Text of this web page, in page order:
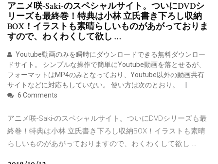
アニメ咲-Saki-のスペシャルサイト。ついにDVDシ
リーズも最終巻！特典は小林 立氏書き下ろし収納
BOX！イラストも素晴らしいものがあがっておりま
すので、わくわくして欲し …
Youtube動画のみを瞬時にダウンロードできる無料ダウンロー
ドサイト。 シンプルな操作で簡単にYoutube動画を落とせるが、
フォーマットはMP4のみとなっており、Youtube以外の動画共有
サイトなどに対応もしていない。 使い方は次のとおり。
6 Comments
アニメ咲-Saki-のスペシャルサイト。ついにDVDシリーズも最
終巻！特典は小林 立氏書き下ろし収納BOX！イラストも素晴
らしいものがあがっておりますので、わくわくして欲し …